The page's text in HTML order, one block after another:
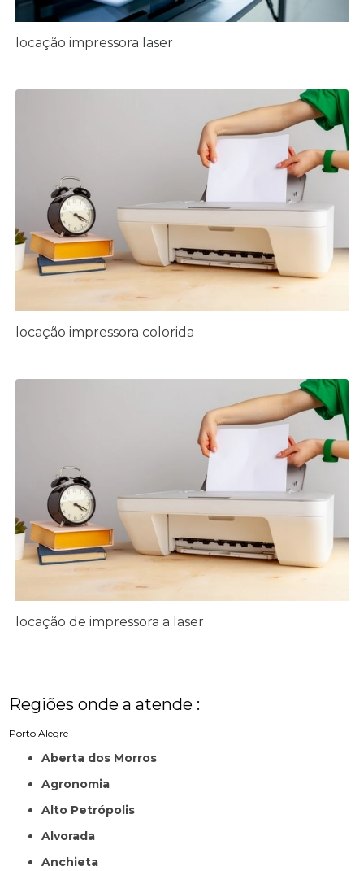
locação impressora laser
locação impressora colorida
locação de impressora a laser
Regiões onde a atende :
Porto Alegre
Aberta dos Morros
Agronomia
Alto Petrópolis
Alvorada
Anchieta